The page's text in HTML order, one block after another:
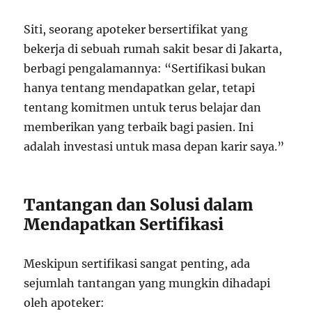
Siti, seorang apoteker bersertifikat yang
bekerja di sebuah rumah sakit besar di Jakarta,
berbagi pengalamannya: “Sertifikasi bukan
hanya tentang mendapatkan gelar, tetapi
tentang komitmen untuk terus belajar dan
memberikan yang terbaik bagi pasien. Ini
adalah investasi untuk masa depan karir saya.”
Tantangan dan Solusi dalam
Mendapatkan Sertifikasi
Meskipun sertifikasi sangat penting, ada
sejumlah tantangan yang mungkin dihadapi
oleh apoteker: